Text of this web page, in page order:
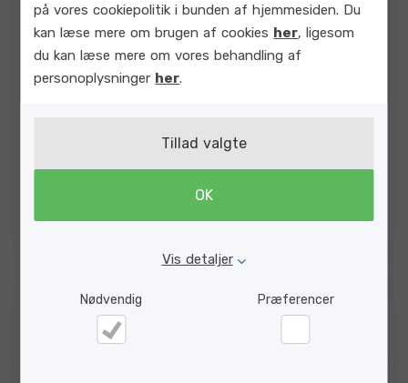
på vores cookiepolitik i bunden af hjemmesiden. Du
kan læse mere om brugen af cookies her, ligesom
du kan læse mere om vores behandling af
personoplysninger her.
Tillad valgte
OK
Vis detaljer
Nødvendig Præferencer
Vibrant Betalingsystemer
Vibrant er en fleksibel og fuldt dækkende
betalingsløsning, udviklet til de forskellige
sikkert, uanset hvilken type forretning man
har.
Se mere